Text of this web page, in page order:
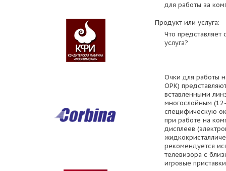
для работы за
Продукт или услуга:
Что
услуга?
Очки для работы
ОРК)
вставленными
многослойным
специфическую
при работе на
дисплеев
рекомендуется
телевизора с
игровые